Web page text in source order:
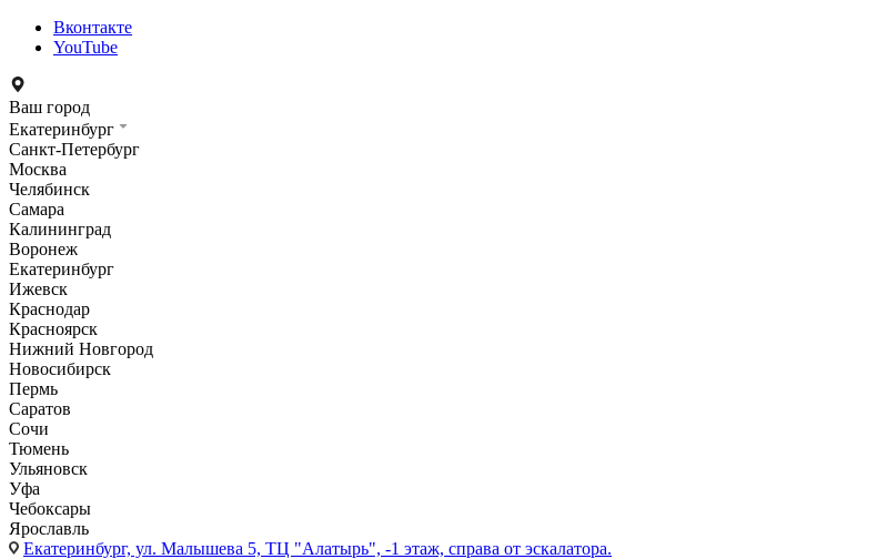
Вконтакте
YouTube
Ваш город
Екатеринбург
Санкт-Петербург
Москва
Челябинск
Самара
Калининград
Воронеж
Екатеринбург
Ижевск
Краснодар
Красноярск
Нижний Новгород
Новосибирск
Пермь
Саратов
Сочи
Тюмень
Ульяновск
Уфа
Чебоксары
Ярославль
Екатеринбург, ул. Малышева 5, ТЦ "Алатырь", -1 этаж, справа от эскалатора.